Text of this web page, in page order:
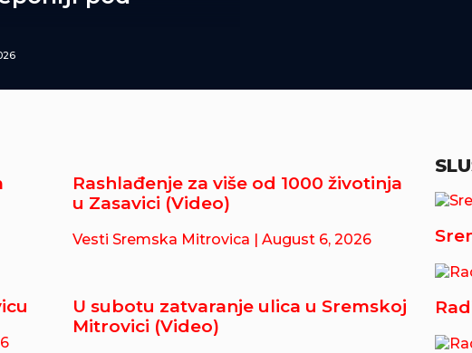
Rashlađenje za više od 1000 životinja
u Zasavici (Video)
Vesti Sremska Mitrovica | August 6, 2026
U subotu zatvaranje ulica u Sremskoj
Mitrovici (Video)